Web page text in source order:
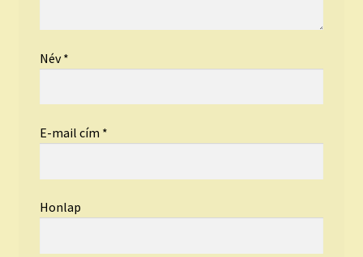
Név*
E-mail cím *
Honlap